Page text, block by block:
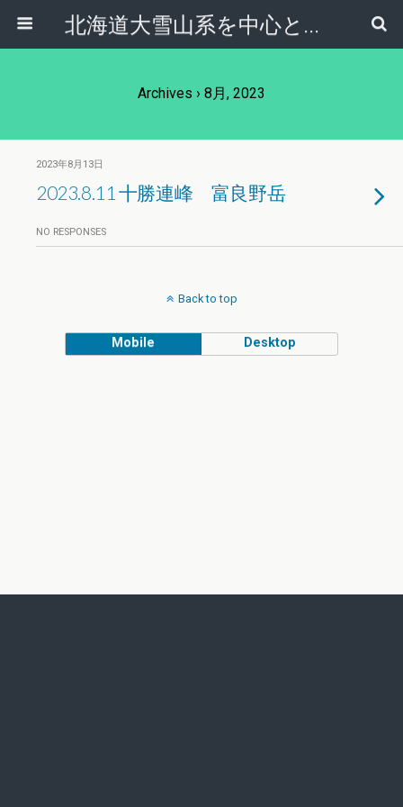
北海道大雪山系を中心とした登山・自然ガイド｜大雪山倶楽部ブログ
Archives › 8月, 2023
2023年8月13日
2023.8.11 十勝連峰 富良野岳
NO RESPONSES
Back to top
Mobile Desktop